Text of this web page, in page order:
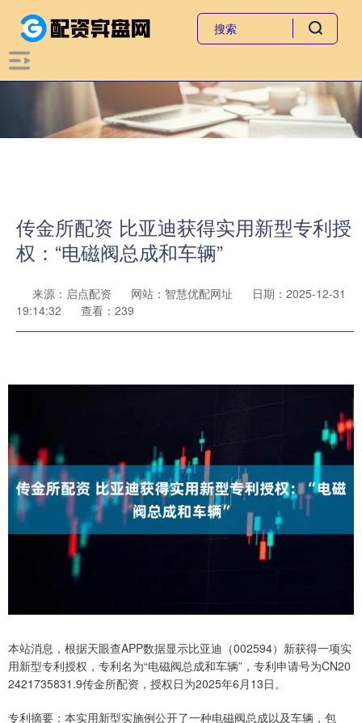
传金所配资 比亚迪获得实用新型专利授
权：“电磁阀总成和车辆”
来源：启点配资 网站：智慧优配网址
日期：2025-12-31
19:14:32
查看：239
本站消息，根据天眼查APP数据显示比亚迪（002594）新获得一项实
用新型专利授权，专利名为“电磁阀总成和车辆”，专利申请号为CN20
2421735831.9传金所配资，授权日为2025年6月13日。
专利摘要：本实用新型实施例公开了一种电磁阀总成以及车辆，包